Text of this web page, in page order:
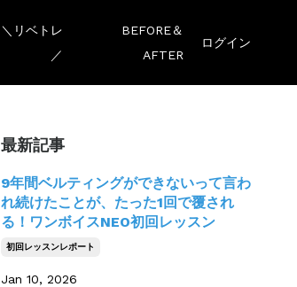
＼リベトレ
／
BEFORE＆
AFTER
ログイン
最新記事
9年間ベルティングができないって言わ
れ続けたことが、たった1回で覆され
る！ワンボイスNEO初回レッスン
初回レッスンレポート
Jan 10, 2026